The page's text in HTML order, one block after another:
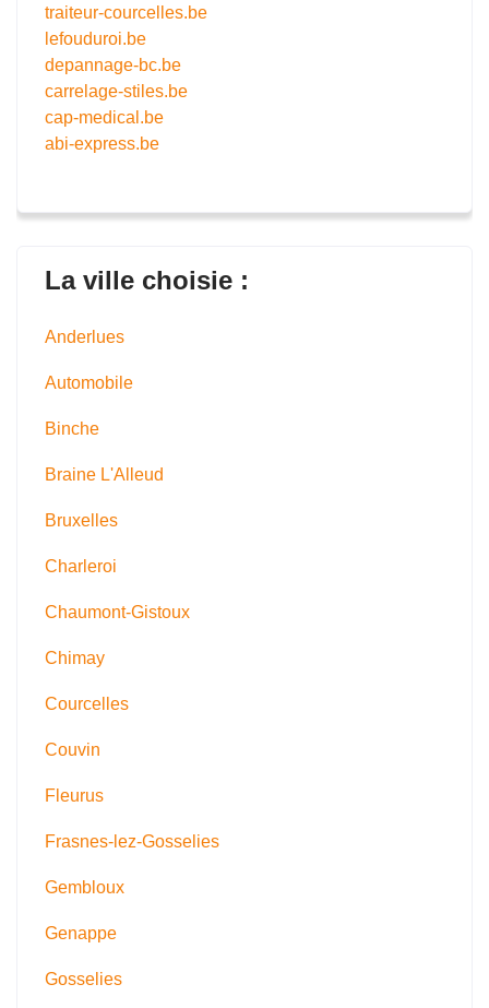
traiteur-courcelles.be
lefouduroi.be
depannage-bc.be
carrelage-stiles.be
cap-medical.be
abi-express.be
La ville choisie :
Anderlues
Automobile
Binche
Braine L'Alleud
Bruxelles
Charleroi
Chaumont-Gistoux
Chimay
Courcelles
Couvin
Fleurus
Frasnes-lez-Gosselies
Gembloux
Genappe
Gosselies